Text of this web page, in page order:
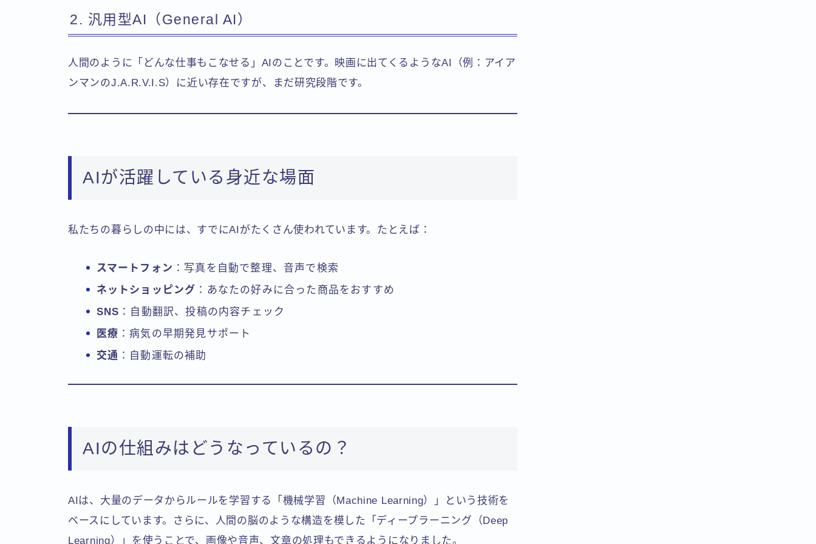
2. 汎用型AI（General AI）
人間のように「どんな仕事もこなせる」AIのことです。映画に出てくるようなAI（例：アイア
ンマンのJ.A.R.V.I.S）に近い存在ですが、まだ研究段階です。
AIが活躍している身近な場面
私たちの暮らしの中には、すでにAIがたくさん使われています。たとえば：
スマートフォン ：写真を自動で整理、音声で検索
ネットショッピング ：あなたの好みに合った商品をおすすめ
SNS ：自動翻訳、投稿の内容チェック
医療 ：病気の早期発見サポート
交通 ：自動運転の補助
AIの仕組みはどうなっているの？
AIは、大量のデータからルールを学習する「機械学習（Machine Learning）」という技術を
ベースにしています。さらに、人間の脳のような構造を模した「ディープラーニング（Deep
Learning）」を使うことで、画像や音声、文章の処理もできるようになりました。